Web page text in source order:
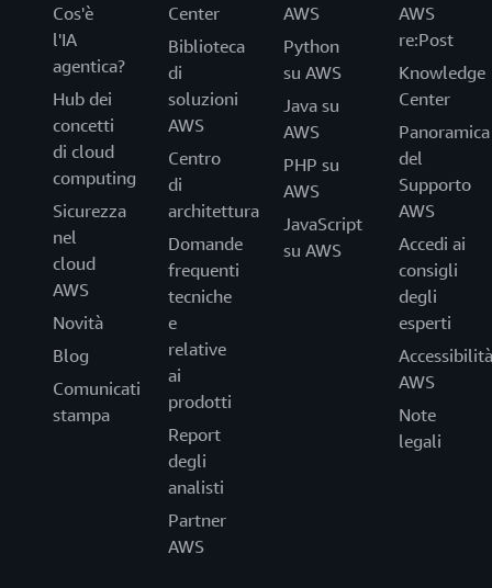
Cos'è
l'IA
agentica?
Hub dei
concetti
di cloud
computing
Sicurezza
nel
cloud
AWS
Novità
Blog
Comunicati
stampa
Center
Biblioteca
di
soluzioni
AWS
Centro
di
architettura
Domande
frequenti
tecniche
e
relative
ai
prodotti
Report
degli
analisti
Partner
AWS
AWS
Python
su AWS
Java su
AWS
PHP su
AWS
JavaScript
su AWS
AWS
re:Post
Knowledge
Center
Panoramica
del
Supporto
AWS
Accedi ai
consigli
degli
esperti
Accessibilità
AWS
Note
legali